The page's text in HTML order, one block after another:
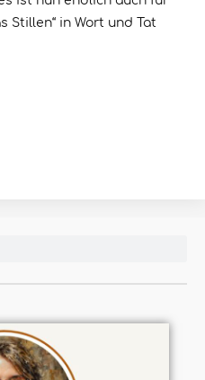
Stillen“ in Wort und Tat